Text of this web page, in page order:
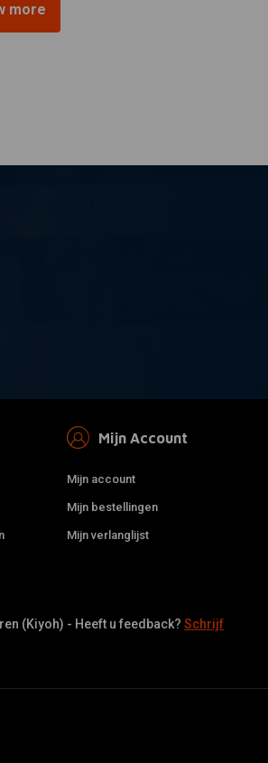
more
Mijn Account
Mijn account
Mijn bestellingen
Mijn verlanglijst
(Kiyoh) - Heeft u feedback?Schrijf